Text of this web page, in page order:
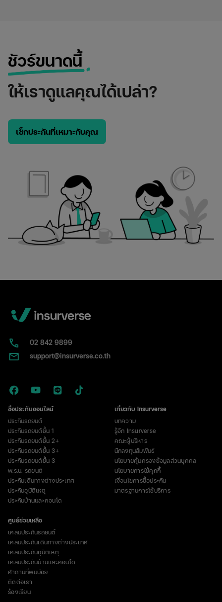
ชัวร์ขนาดนี้
ให้เราดูแลคุณได้เปล่า?
เช็กประกันที่เหมาะกับคุณ
02​ 842 9899
support@insurverse.co.th
ซื้อประกันออนไลน์
ประกันรถยนต์
ประกันรถยนต์ชั้น 1
ประกันรถยนต์ชั้น 2+
ประกันรถยนต์ชั้น 3+
ประกันรถยนต์ชั้น 3
พ.ร.บ. รถยนต์
ประกันเดินทางต่างประเทศ
ประกันอุบัติเหตุ
ประกันบ้านและคอนโด
เกี่ยวกับ Insurverse
บทความ
รู้จัก Insurverse
คณะผู้บริหาร
นักลงทุนสัมพันธ์
นโยบายคุ้มครองข้อมูลส่วนบุคคล
นโยบายการใช้คุกกี้
เงื่อนไขการซื้อประกัน
มาตรฐานการใช้บริการ
ศูนย์ช่วยเหลือ
เคลมประกันรถยนต์
เคลมประกันเดินทางต่างประเทศ
เคลมประกันอุบัติเหตุ
เคลมประกันบ้านและคอนโด
คำถามที่พบบ่อย
ติดต่อเรา
ร้องเรียน